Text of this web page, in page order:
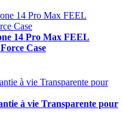
14 Pro Max FEEL
Case
à vie Transparente pour